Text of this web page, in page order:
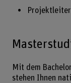
Mit dem
stehen Ihnen